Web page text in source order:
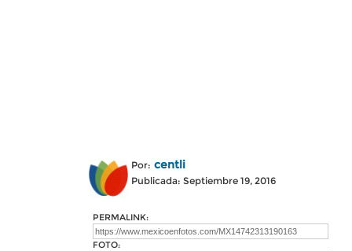
Por: centli
Publicada: Septiembre 19, 2016
PERMALINK:
FOTO: